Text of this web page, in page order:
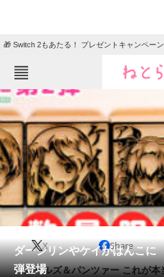
🎁 Switch 2もあたる！ プレゼントキャンペーン
ねとらぼメニュー
TOP
エンタメ
グルメ
住まい
動物
会員記事
ダージリンやケイがはんこ
弾登場
X Share
「ガールズ＆パンツァー これが